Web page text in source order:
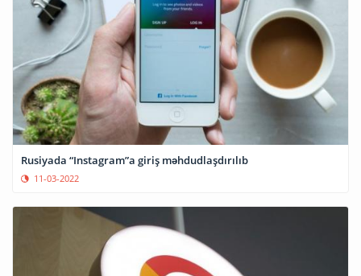
Rusiyada “Instagram”a giriş məhdudlaşdırılıb
11-03-2022